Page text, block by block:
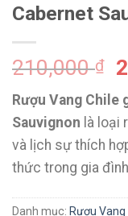
Cabernet
210,000₫
Rượu Vang Chile
Sauvignon là loại
và lịch sự thích
thức trong gia
Danh mục: Rượu Vang